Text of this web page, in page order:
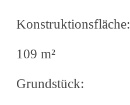
Konstruktionsfläche:
109 m²
Grundstück: